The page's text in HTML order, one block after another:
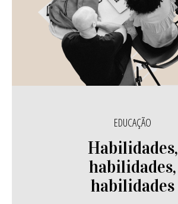
EDUCAÇÃO
Habilidades,
habilidades,
habilidades